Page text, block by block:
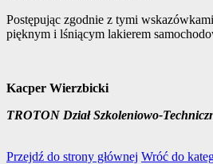
Postępując zgodnie z tymi
pięknym i lśniącym lakierem
Kacper Wierzbicki
TROTON Dział Szkoleniowo-
Przejdź do strony głównej Wróć do